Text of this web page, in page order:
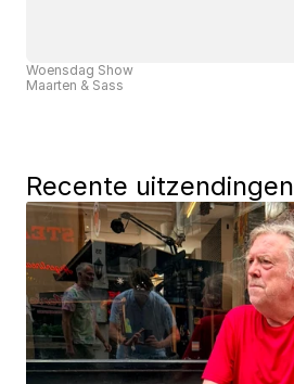
Woensdag Show
Maarten & Sass
Recente uitzendingen